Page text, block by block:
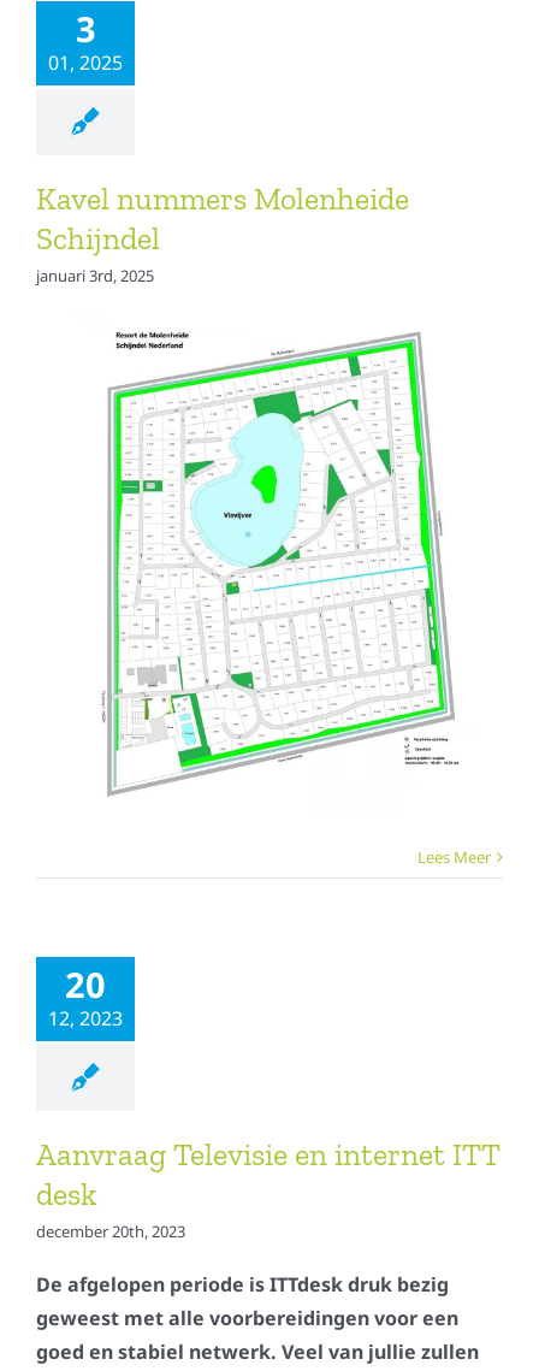
3
01, 2025
Kavel nummers Molenheide
Schijndel
januari 3rd, 2025
Lees Meer
20
12, 2023
Aanvraag Televisie en internet ITT
desk
december 20th, 2023
De afgelopen periode is ITTdesk druk bezig
geweest met alle voorbereidingen voor een
goed en stabiel netwerk. Veel van jullie zullen